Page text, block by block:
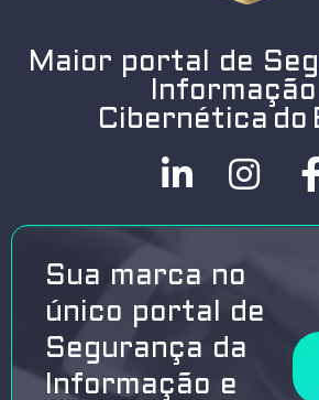
Maior portal de
Cibernética do
Sua marca no
único portal de
Segurança da
Informação e